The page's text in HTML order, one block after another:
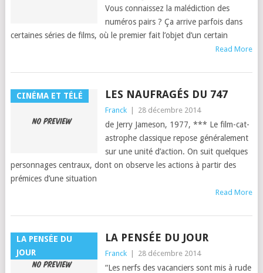
Vous con­nais­sez la malé­dic­tion des
numéros pairs ? Ça arrive par­fois dans
cer­taines séries de films, où le pre­mier fait l’ob­jet d’un cer­tain
Read More
CINÉMA ET TÉLÉ LES NAUFRAGÉS DU 747
Franck 28 décembre 2014
de Jer­ry Jame­son, 1977, *** Le film-cat­
a­stro­phe clas­sique repose générale­ment
sur une unité d’ac­tion. On suit quelques
per­son­nages cen­traux, dont on observe les actions à par­tir des
prémices d’une sit­u­a­tion
Read More
LA PENSÉE DU
JOUR
LA PENSÉE DU JOUR
Franck 28 décembre 2014
“Les nerfs des vacanciers sont mis à rude